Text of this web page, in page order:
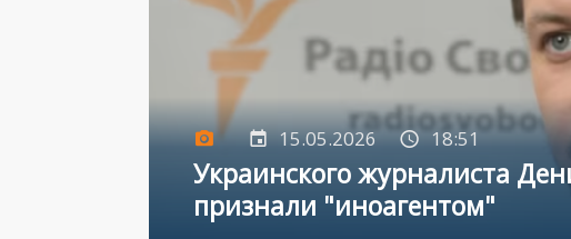
15.05.2026 18:51
Украинского журналиста
признали "иноагентом"